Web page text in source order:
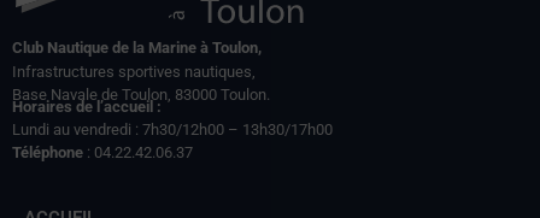
Club Nautique de la Marine à Toulon,
Infrastructures sportives nautiques,
Base Navale de Toulon, 83000 Toulon.
Horaires de l’accueil :
Lundi au vendredi : 7h30/12h00 – 13h30/17h00
Téléphone : 04.22.42.06.37